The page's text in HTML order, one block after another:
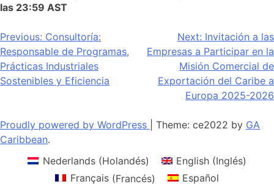
las 23:59 AST
Navegación
de
entradas
Previous: Consultoría:
Responsable de Programas,
Prácticas Industriales
Sostenibles y Eficiencia
Next: Invitación a las
Empresas a Participar en la
Misión Comercial de
Exportación del Caribe a
Europa 2025-2026
Proudly powered by WordPress Theme: ce2022 by GA
Caribbean.
Nederlands(Holandés) English(Inglés)
Français(Francés) Español